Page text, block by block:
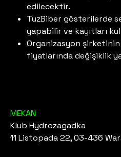
edilecektir.
TuzBiber gösterilerde
yapabilir ve kayıtları
Organizasyon
fiyatlarında değişiklik
MEKAN
Klub Hydrozagadka
11 Listopada 22, 03-436